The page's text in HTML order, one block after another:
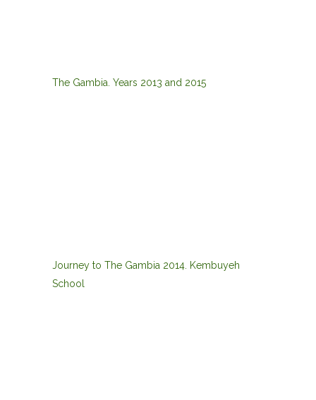
The Gambia. Years 2013 and 2015
Journey to The Gambia 2014. Kembuyeh
School